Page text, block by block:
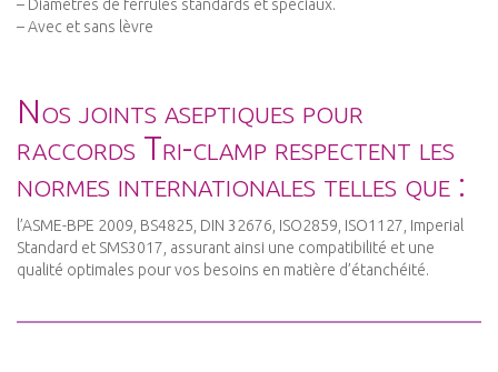
– Diamètres de ferrules standards et spéciaux.
– Avec et sans lèvre
Nos joints aseptiques pour
raccords Tri-clamp respectent les
normes internationales telles que :
l’ASME-BPE 2009, BS4825, DIN 32676, ISO2859, ISO1127, Imperial
Standard et SMS3017, assurant ainsi une compatibilité et une
qualité optimales pour vos besoins en matière d’étanchéité.